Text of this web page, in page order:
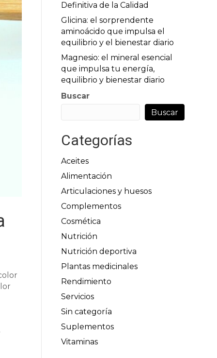
Definitiva de la Calidad
Glicina: el sorprendente
aminoácido que impulsa el
equilibrio y el bienestar diario
Magnesio: el mineral esencial
que impulsa tu energía,
equilibrio y bienestar diario
Buscar
Buscar
Categorías
Aceites
Alimentación
Articulaciones y huesos
Complementos
Cosmética
Nutrición
Nutrición deportiva
Plantas medicinales
Rendimiento
Servicios
Sin categoría
Suplementos
Vitaminas